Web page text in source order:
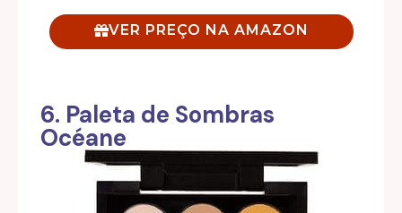
VER PREÇO NA AMAZON
6. Paleta de Sombras
Océane